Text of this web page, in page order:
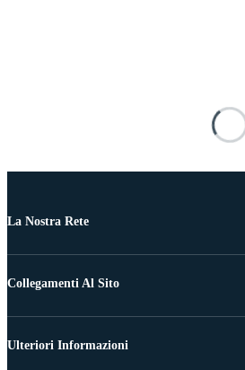
La Nostra Rete
Collegamenti Al Sito
Ulteriori Informazioni